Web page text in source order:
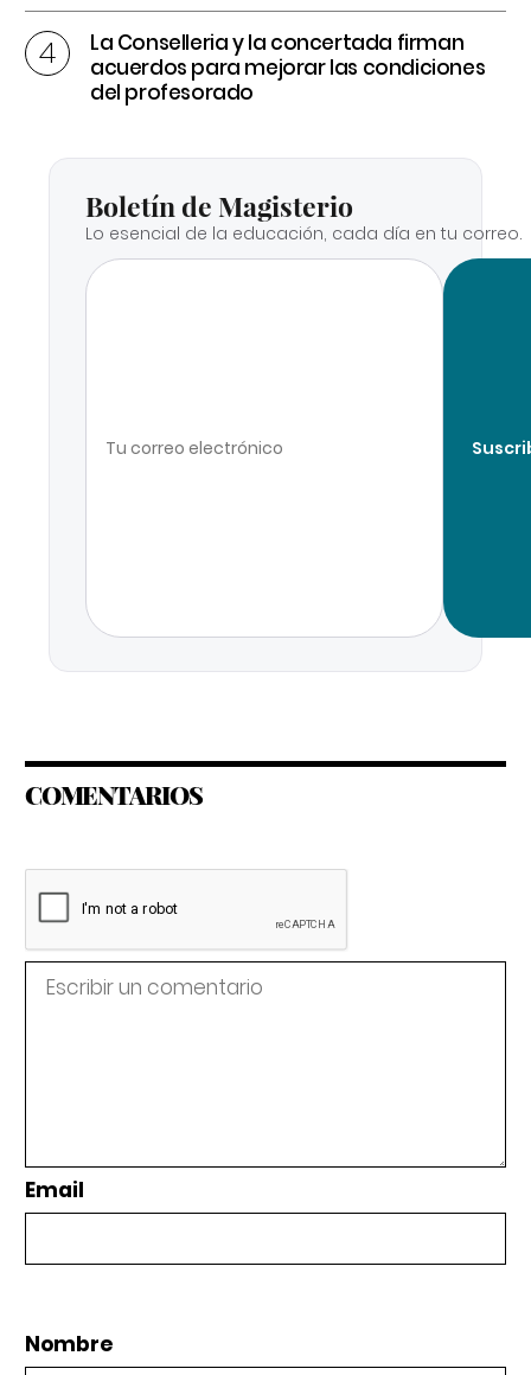
La Conselleria y la concertada firman
acuerdos para mejorar las condiciones
del profesorado
Boletín de Magisterio
Lo esencial de la educación, cada día en tu correo.
COMENTARIOS
Email
Nombre